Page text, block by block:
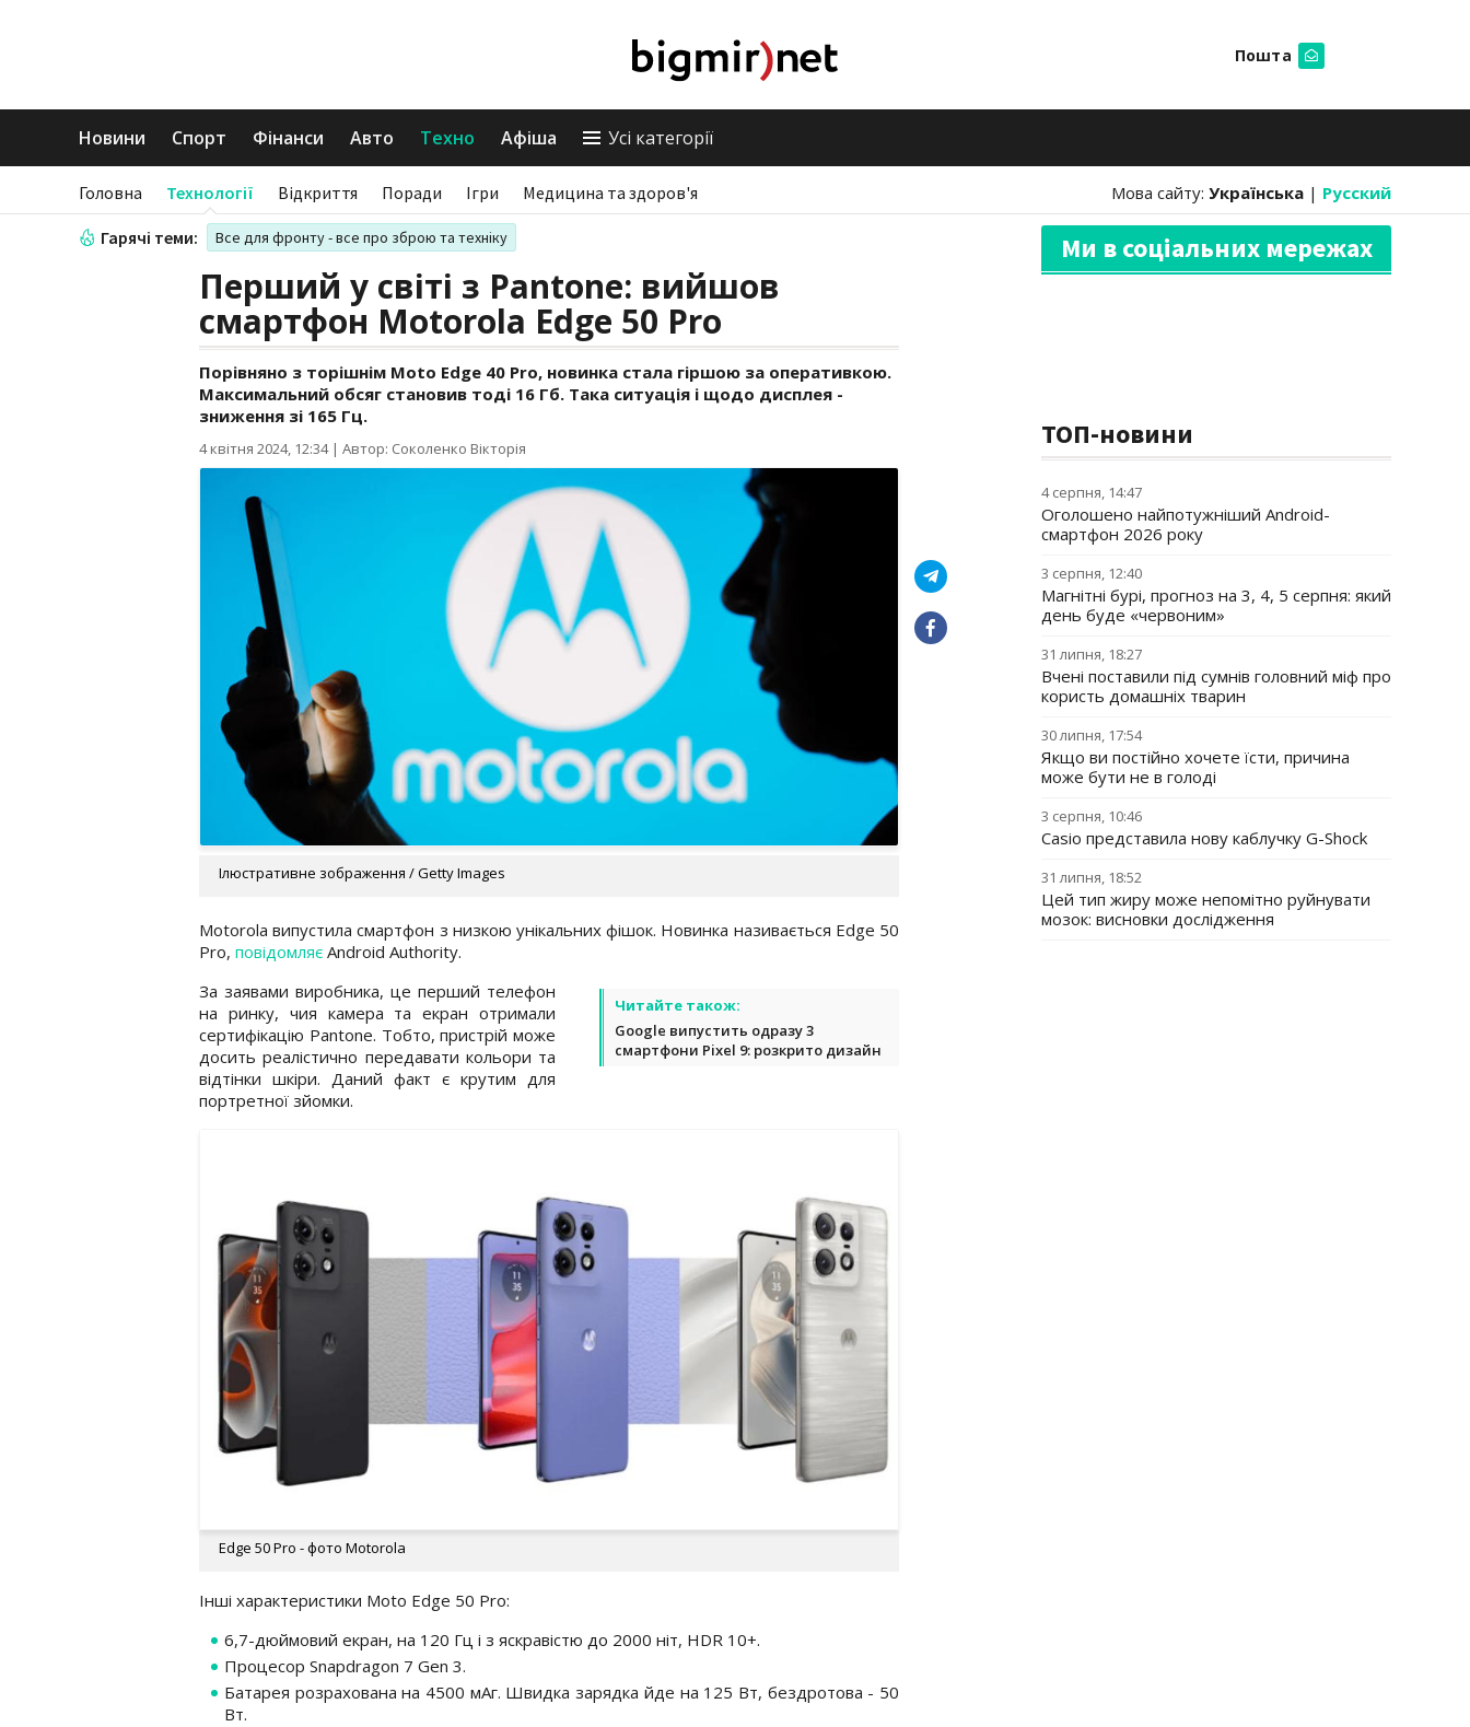
Пошта
Новини Спорт Фінанси Авто Техно Афіша Усі категорії
Головна Технології Відкриття Поради Ігри Медицина та здоров'я Мова сайту: Українська | Русский
Гарячі теми: Все для фронту - все про зброю та техніку
Перший у світі з Pantone: вийшов
смартфон Motorola Edge 50 Pro
Порівняно з торішнім Moto Edge 40 Pro, новинка стала гіршою за оперативкою.
Максимальний обсяг становив тоді 16 Гб. Така ситуація і щодо дисплея -
зниження зі 165 Гц.
4 квітня 2024, 12:34| Автор: Соколенко Вікторія
Ілюстративне зображення / Getty Images
Motorola випустила смартфон з низкою унікальних фішок. Новинка називається Edge 50
Pro, повідомляє Android Authority.
Читайте також:
Google випустить одразу 3
смартфони Pixel 9: розкрито дизайн
За заявами виробника, це перший телефон
на ринку, чия камера та екран отримали
сертифікацію Pantone. Тобто, пристрій може
досить реалістично передавати кольори та
відтінки шкіри. Даний факт є крутим для
портретної зйомки.
Edge 50 Pro - фото Motorola
Інші характеристики Moto Edge 50 Pro:
6,7-дюймовий екран, на 120 Гц і з яскравістю до 2000 ніт, HDR 10+.
Процесор Snapdragon 7 Gen 3.
Батарея розрахована на 4500 мАг. Швидка зарядка йде на 125 Вт, бездротова - 50
Вт.
Ми в соціальних мережах
ТОП-новини
4 серпня, 14:47
Оголошено найпотужніший Android-
смартфон 2026 року
3 серпня, 12:40
Магнітні бурі, прогноз на 3, 4, 5 серпня: який
день буде «червоним»
31 липня, 18:27
Вчені поставили під сумнів головний міф про
користь домашніх тварин
30 липня, 17:54
Якщо ви постійно хочете їсти, причина
може бути не в голоді
3 серпня, 10:46
Casio представила нову каблучку G-Shock
31 липня, 18:52
Цей тип жиру може непомітно руйнувати
мозок: висновки дослідження